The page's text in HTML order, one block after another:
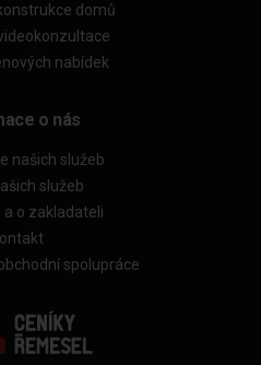
domů
nabídek
o nás
našich služeb
služeb
a o zakladateli
spolupráce